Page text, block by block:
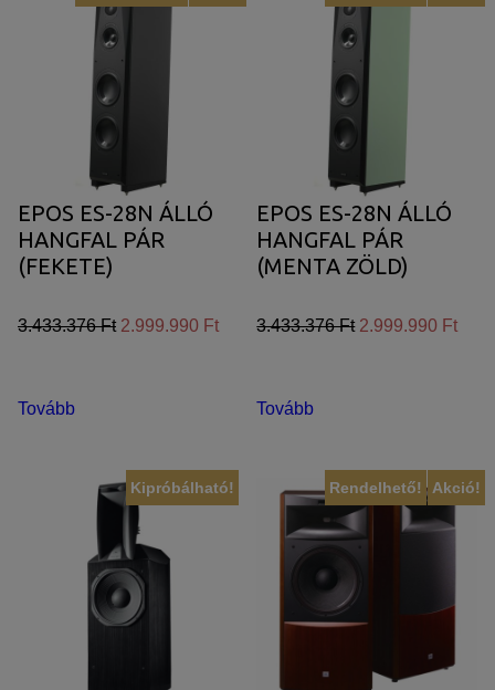
EPOS ES-28N ÁLLÓ
HANGFAL PÁR
(FEKETE)
3.433.376 Ft 2.999.990 Ft
Tovább
EPOS ES-28N ÁLLÓ
HANGFAL PÁR
(MENTA ZÖLD)
3.433.376 Ft 2.999.990 Ft
Tovább
Kipróbálható! Akció!
Rendelhető!